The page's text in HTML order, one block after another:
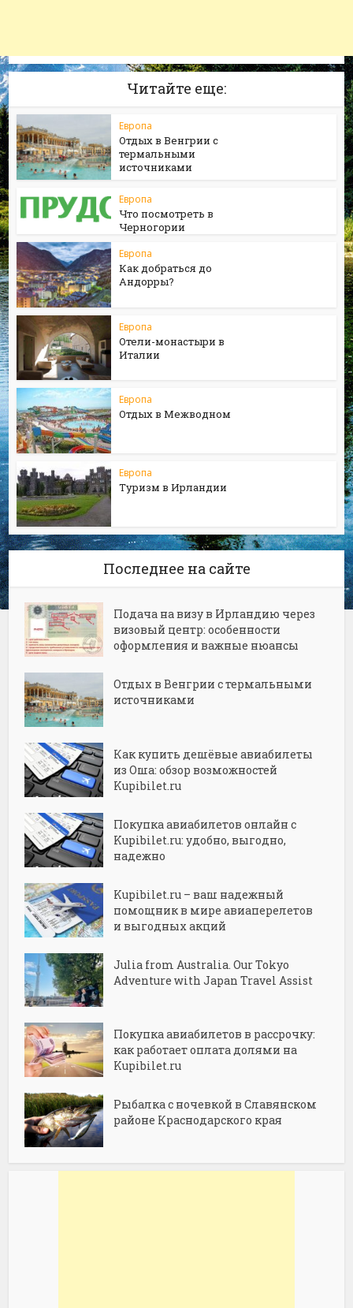
Читайте еще:
Европа
Отдых в Венгрии с
термальными
источниками
Европа
Что посмотреть в
Черногории
Европа
Как добраться до
Андорры?
Европа
Отели-монастыри в
Италии
Европа
Отдых в Межводном
Европа
Туризм в Ирландии
Последнее на сайте
Подача на визу в Ирландию через
визовый центр: особенности
оформления и важные нюансы
Отдых в Венгрии с термальными
источниками
Как купить дешёвые авиабилеты
из Оша: обзор возможностей
Kupibilet.ru
Покупка авиабилетов онлайн с
Kupibilet.ru: удобно, выгодно,
надежно
Kupibilet.ru – ваш надежный
помощник в мире авиаперелетов
и выгодных акций
Julia from Australia. Our Tokyo
Adventure with Japan Travel Assist
Покупка авиабилетов в рассрочку:
как работает оплата долями на
Kupibilet.ru
Рыбалка с ночевкой в Славянском
районе Краснодарского края